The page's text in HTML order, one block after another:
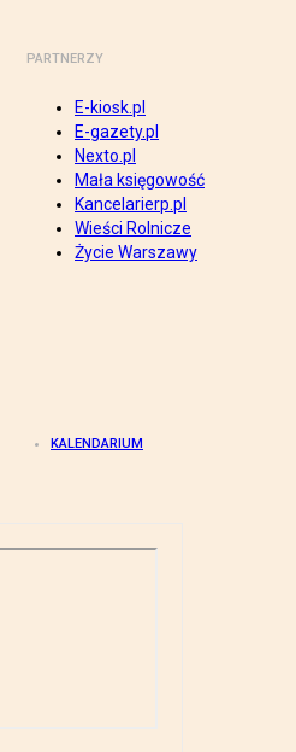
PARTNERZY
E-kiosk.pl
E-gazety.pl
Nexto.pl
Mała księgowość
Kancelarierp.pl
Wieści Rolnicze
Życie Warszawy
KALENDARIUM